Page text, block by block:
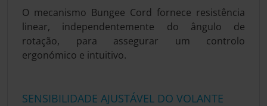
O mecanismo Bungee Cord fornece resistência
linear, independentemente do ângulo de
rotação, para assegurar um controlo
ergonómico e intuitivo.
SENSIBILIDADE AJUSTÁVEL DO VOLANTE